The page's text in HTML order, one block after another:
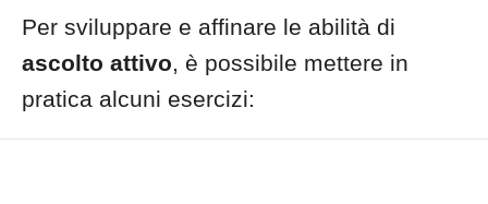
Per sviluppare e affinare le abilità di
ascolto attivo, è possibile mettere in
pratica alcuni esercizi: